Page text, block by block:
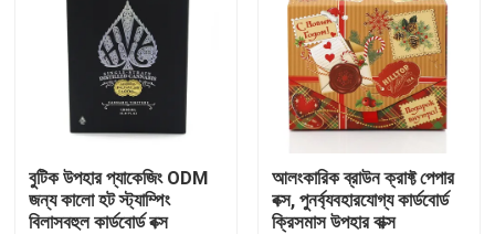
যোগাযোগ করুন
উদ্ধৃতির জন্য আবেদন
কার্ডবোর্ড টিউব উপহার বাক্স
বুটিক উপহার প্যাকেজিং ODM
জন্য কালো হট স্ট্যাম্পিং
বিলাসবহুল কার্ডবোর্ড বক্স
আলংকারিক ব্রাউন ক্রাফ্ট পেপার
বক্স, পুনর্ব্যবহারযোগ্য কার্ডবোর্ড
ক্রিসমাস উপহার বাক্স